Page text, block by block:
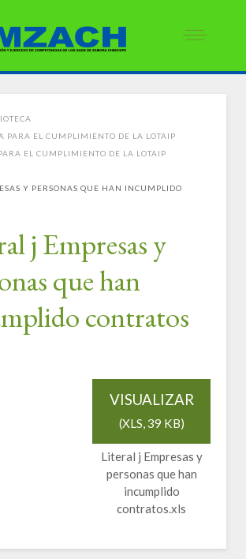
PARA EL CUMPLIMIENTO DE LA LOTAIP
EL CUMPLIMIENTO DE LA LOTAIP
Y PERSONAS QUE HAN INCUMPLIDO
j Empresas y
que han
contratos
VISUALIZAR
(XLS,39 KB)
Literal j Empresas y
personas que han
incumplido
contratos.xls